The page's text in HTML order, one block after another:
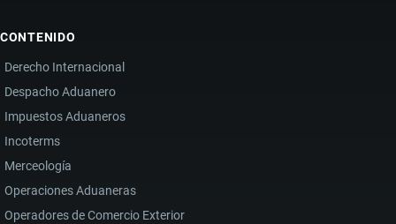
CONTENIDO
Derecho Internacional
Despacho Aduanero
Impuestos Aduaneros
Incoterms
Merceología
Operaciones Aduaneras
Operadores de Comercio Exterior